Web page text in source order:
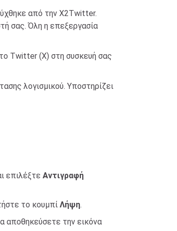
από την X2Twitter.
σας. Όλη η επεξεργασία
Twitter (X) στη συσκευή σας
λογισμικού. Υποστηρίζει
επιλέξτε Αντιγραφή
το κουμπί Λήψη.
αποθηκεύσετε την εικόνα